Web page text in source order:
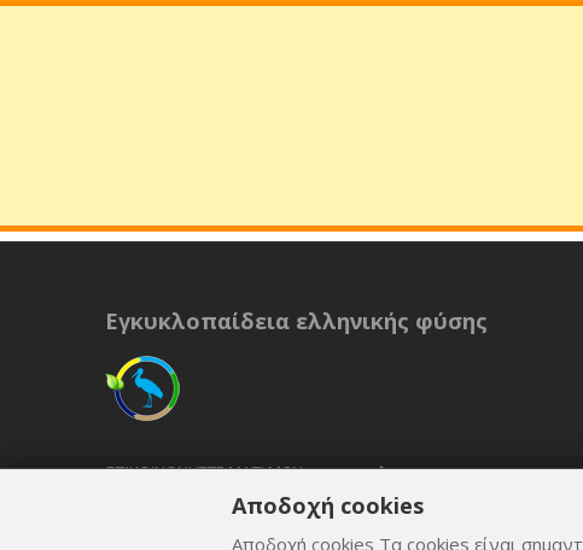
Εγκυκλοπαίδεια ελληνικής φύσης
ΕΠΙΚΟΙΝΩΝΉΣΤΕ ΜΑΖΊ ΜΟΥ
ΟΡΟΙ ΚΑΙ ΠΡΟΫΠΟΘΈΣΕΙΣΑποδοχή cookies
Αποδοχή cookies Τα cookies είναι